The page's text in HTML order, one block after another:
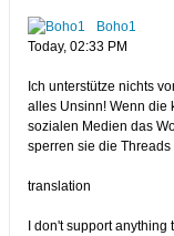
Boho1
Today, 02:33 PM​
Ich unterstütze nichts
alles Unsinn! Wenn die
sozialen Medien das
sperren sie die
translation
I don't support anything